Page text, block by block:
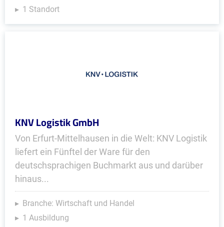
1 Standort
KNV Logistik GmbH
Von Erfurt-Mittelhausen in die Welt: KNV Logistik
liefert ein Fünftel der Ware für den
deutschsprachigen Buchmarkt aus und darüber
hinaus...
Branche: Wirtschaft und Handel
1 Ausbildung